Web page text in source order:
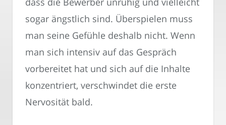
sogar ängstlich sind. Überspielen muss
man seine Gefühle deshalb nicht. Wenn
man sich intensiv auf das Gespräch
vorbereitet hat und sich auf die Inhalte
konzentriert, verschwindet die erste
Nervosität bald.